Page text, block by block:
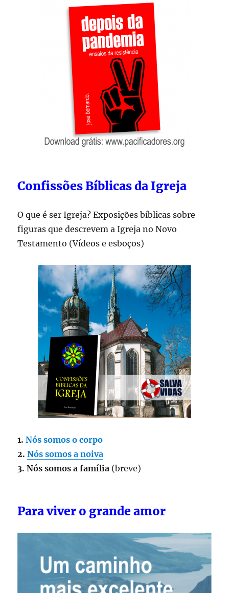
Confissões Bíblicas da Igreja
O que é ser Igreja? Exposições bíblicas sobre
figuras que descrevem a Igreja no Novo
Testamento (Vídeos e esboços)
1.Nós somos o corpo
2.Nós somos a noiva
3. Nós somos a família (breve)
Para viver o grande amor